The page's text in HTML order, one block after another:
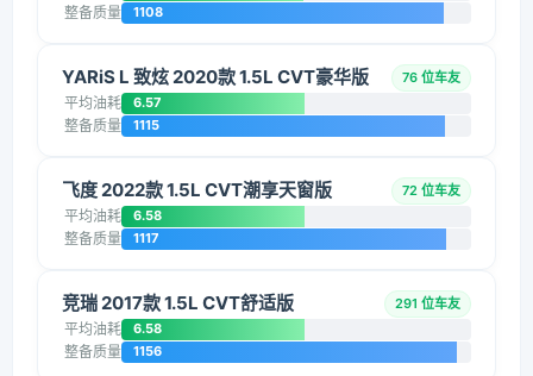
整备质量 1108
YARiS L 致炫 2020款 1.5L CVT豪华版 76 位车友
平均油耗 6.57
整备质量 1115
飞度 2022款 1.5L CVT潮享天窗版 72 位车友
平均油耗 6.58
整备质量 1117
竞瑞 2017款 1.5L CVT舒适版 291 位车友
平均油耗 6.58
整备质量 1156